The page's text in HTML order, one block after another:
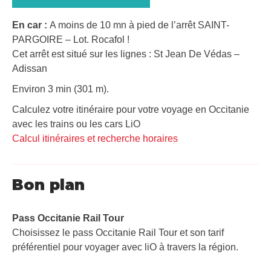
En car : A moins de 10 mn à pied de l’arrêt SAINT-
PARGOIRE – Lot. Rocafol !
Cet arrêt est situé sur les lignes : St Jean De Védas –
Adissan
Environ 3 min (301 m).
Calculez votre itinéraire pour votre voyage en Occitanie
avec les trains ou les cars LiO
Calcul itinéraires et recherche horaires
Bon plan
Pass Occitanie Rail Tour​
Choisissez le pass Occitanie Rail Tour et son tarif
préférentiel pour voyager avec liO à travers la région.